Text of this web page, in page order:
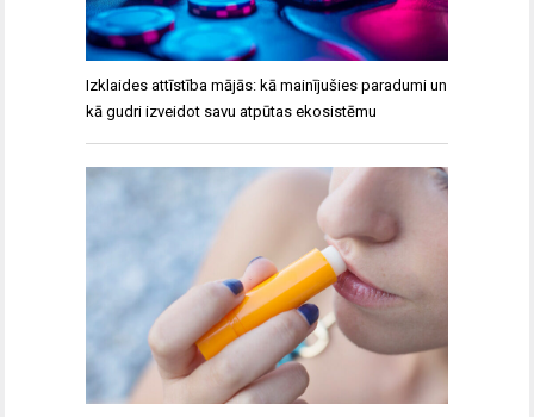
Izklaides attīstība mājās: kā mainījušies paradumi un
kā gudri izveidot savu atpūtas ekosistēmu